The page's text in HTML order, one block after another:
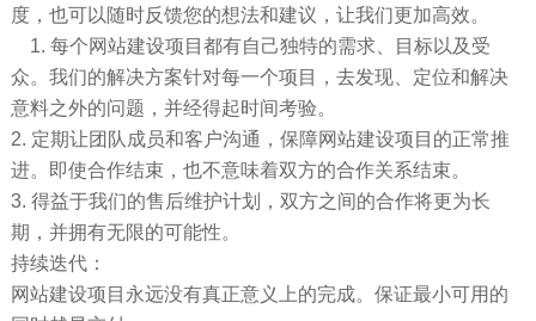
度，也可以随时反馈您的想法和建议，让我们更加高效。
1. 每个网站建设项目都有自己独特的需求、目标以及受
众。我们的解决方案针对每一个项目，去发现、定位和解决
意料之外的问题，并经得起时间考验。
2. 定期让团队成员和客户沟通，保障网站建设项目的正常推
进。即使合作结束，也不意味着双方的合作关系结束。
3. 得益于我们的售后维护计划，双方之间的合作将更为长
期，并拥有无限的可能性。
持续迭代：
网站建设项目永远没有真正意义上的完成。保证最小可用的